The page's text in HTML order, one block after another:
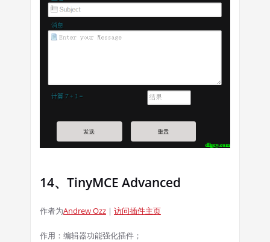
14、TinyMCE Advanced
作者为Andrew Ozz | 访问插件主页
作用：编辑器功能强化插件；